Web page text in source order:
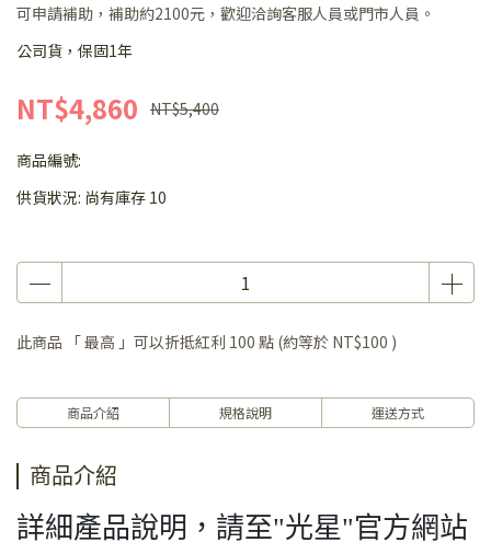
可申請補助，補助約2100元，歡迎洽詢客服人員或門市人員。
公司貨，保固1年
NT$4,860 NT$5,400
商品編號:
供貨狀況: 尚有庫存 10
此商品 「 最高 」可以折抵紅利 100 點 (約等於 NT$100 )
商品介紹 規格說明 運送方式
商品介紹
詳細產品說明，請至"光星"官方網站